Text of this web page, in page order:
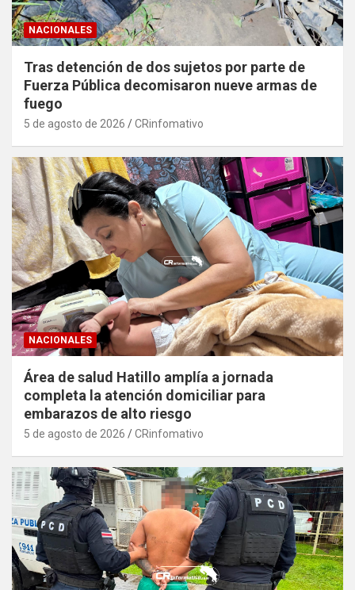
NACIONALES
Tras detención de dos sujetos por parte de
Fuerza Pública decomisaron nueve armas de
fuego
5 de agosto de 2026 CRinfomativo
NACIONALES
Área de salud Hatillo amplía a jornada
completa la atención domiciliar para
embarazos de alto riesgo
5 de agosto de 2026 CRinfomativo